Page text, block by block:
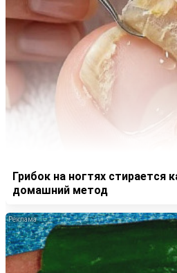
Грибок на ногтях стирается
домашний метод